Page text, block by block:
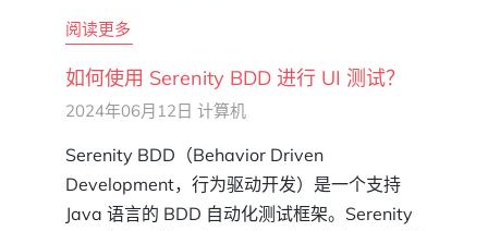
阅读更多
如何使用 Serenity BDD 进行 UI 测试？
2024年06月12日 计算机
Serenity BDD（Behavior Driven
Development，行为驱动开发）是一个支持
Java 语言的 BDD 自动化测试框架。Serenity